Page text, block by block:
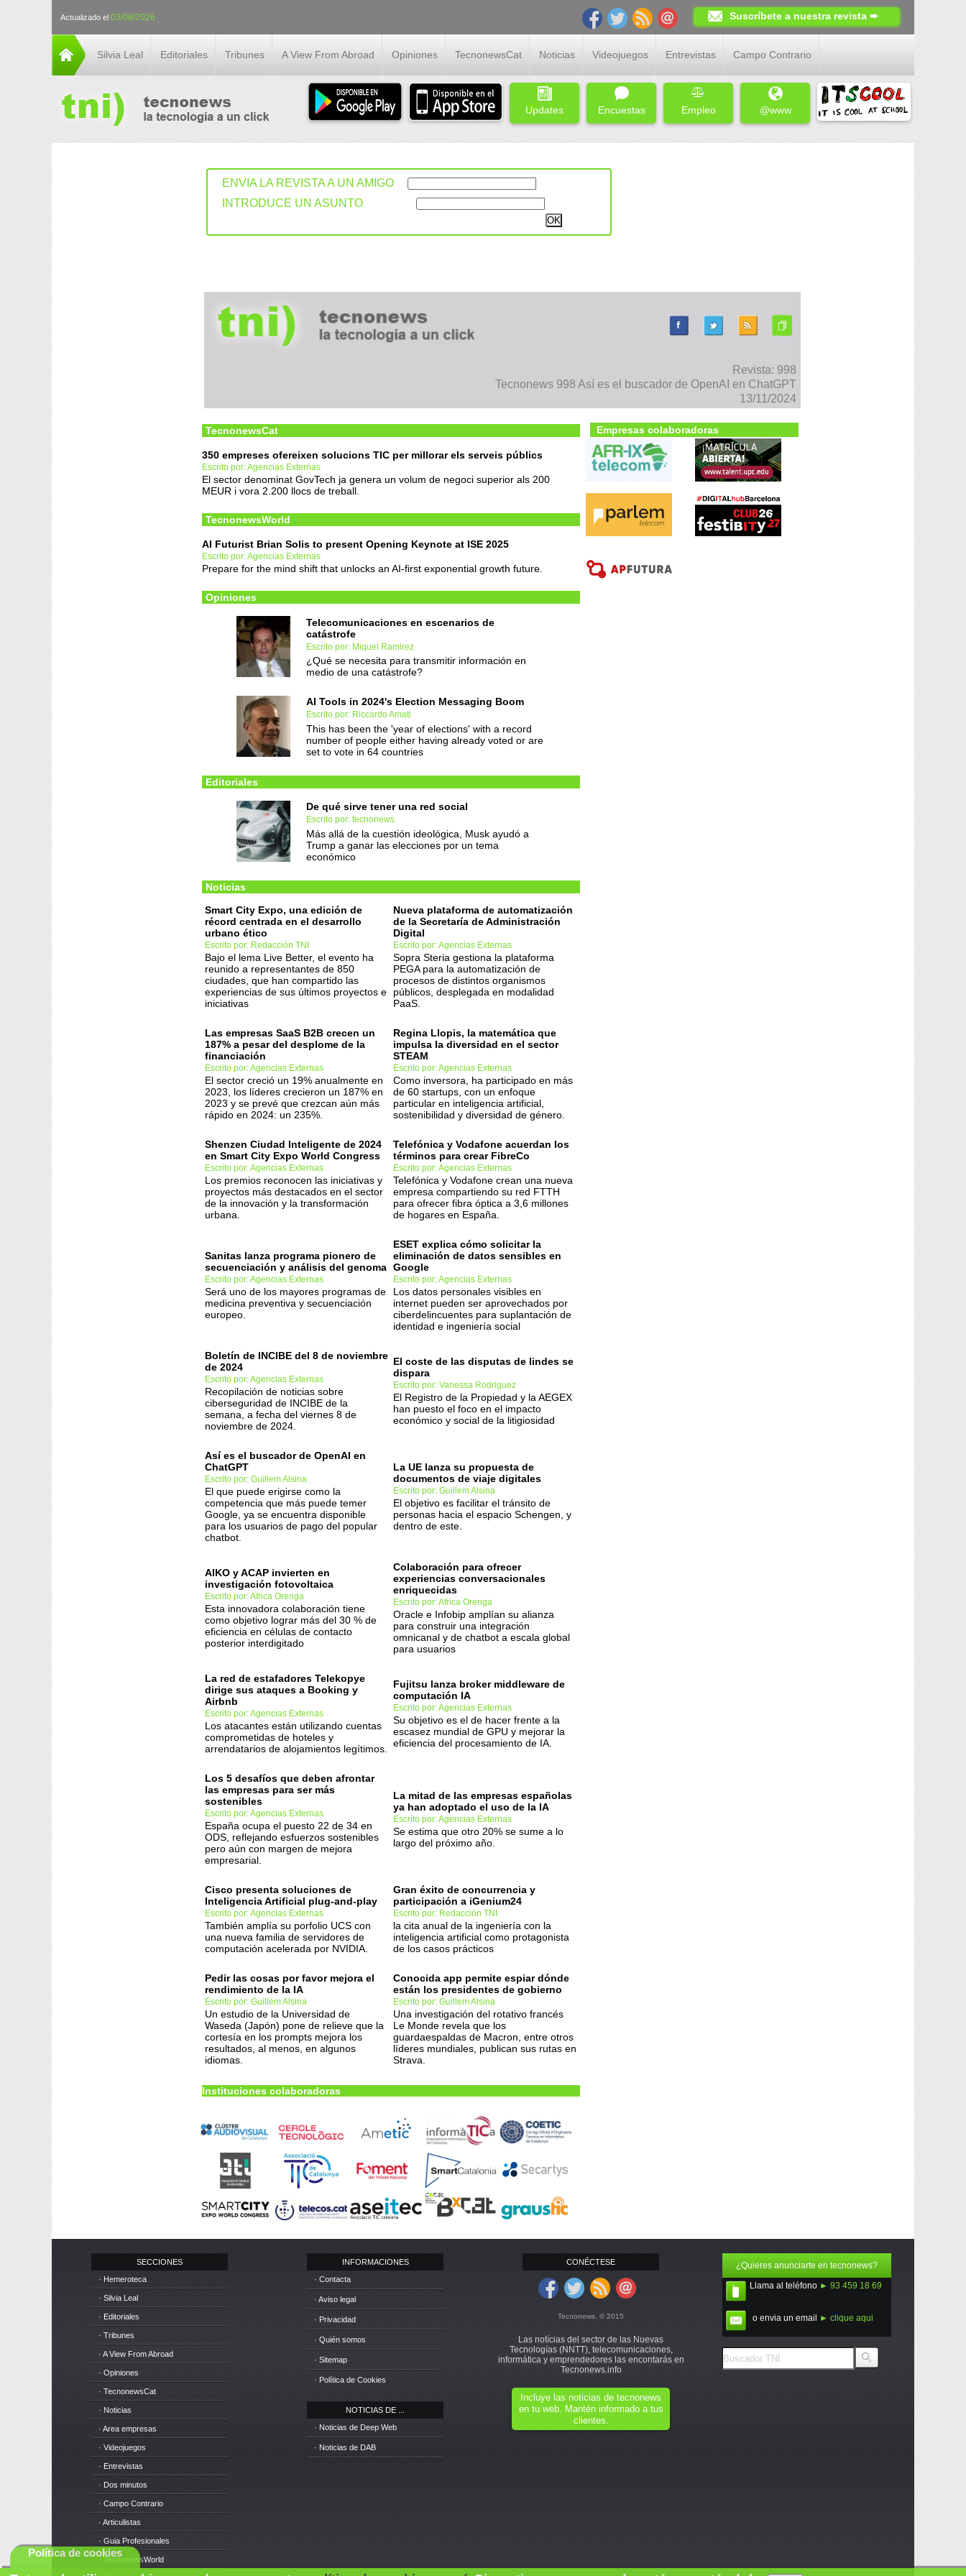
Actualizado el 03/08/2026 Suscríbete a nuestra revista ➨
Silvia Leal Editoriales Tribunes A View From Abroad Opiniones TecnonewsCat Noticias Videojuegos Entrevistas Campo Contrario
Updates Encuestas Empleo @www
ENVIA LA REVISTA A UN AMIGO
INTRODUCE UN ASUNTO
Revista: 998
Tecnonews 998 Así es el buscador de OpenAI en ChatGPT
13/11/2024
TecnonewsCat
350 empreses ofereixen solucions TIC per millorar els serveis públics
Escrito por: Agencias Externas
El sector denominat GovTech ja genera un volum de negoci superior als 200
MEUR i vora 2.200 llocs de treball.
TecnonewsWorld
AI Futurist Brian Solis to present Opening Keynote at ISE 2025
Escrito por: Agencias Externas
Prepare for the mind shift that unlocks an AI-first exponential growth future.
Opiniones
Telecomunicaciones en escenarios de
catástrofe
Escrito por: Miquel Ramirez
¿Qué se necesita para transmitir información en
medio de una catástrofe?
AI Tools in 2024's Election Messaging Boom
Escrito por: Riccardo Amati
This has been the 'year of elections' with a record
number of people either having already voted or are
set to vote in 64 countries
Editoriales
De qué sirve tener una red social
Escrito por: tecnonews
Más allá de la cuestión ideológica, Musk ayudó a
Trump a ganar las elecciones por un tema
económico
Noticias
Smart City Expo, una edición de
récord centrada en el desarrollo
urbano ético
Escrito por: Redacción TNI
Bajo el lema Live Better, el evento ha
reunido a representantes de 850
ciudades, que han compartido las
experiencias de sus últimos proyectos e
iniciativas
Nueva plataforma de automatización
de la Secretaría de Administración
Digital
Escrito por: Agencias Externas
Sopra Steria gestiona la plataforma
PEGA para la automatización de
procesos de distintos organismos
públicos, desplegada en modalidad
PaaS.
Las empresas SaaS B2B crecen un
187% a pesar del desplome de la
financiación
Escrito por: Agencias Externas
El sector creció un 19% anualmente en
2023, los líderes crecieron un 187% en
2023 y se prevé que crezcan aún más
rápido en 2024: un 235%.
Regina Llopis, la matemática que
impulsa la diversidad en el sector
STEAM
Escrito por: Agencias Externas
Como inversora, ha participado en más
de 60 startups, con un enfoque
particular en inteligencia artificial,
sostenibilidad y diversidad de género.
Shenzen Ciudad Inteligente de 2024
en Smart City Expo World Congress
Escrito por: Agencias Externas
Los premios reconocen las iniciativas y
proyectos más destacados en el sector
de la innovación y la transformación
urbana.
Telefónica y Vodafone acuerdan los
términos para crear FibreCo
Escrito por: Agencias Externas
Telefónica y Vodafone crean una nueva
empresa compartiendo su red FTTH
para ofrecer fibra óptica a 3,6 millones
de hogares en España.
Sanitas lanza programa pionero de
secuenciación y análisis del genoma
Escrito por: Agencias Externas
Será uno de los mayores programas de
medicina preventiva y secuenciación
europeo.
ESET explica cómo solicitar la
eliminación de datos sensibles en
Google
Escrito por: Agencias Externas
Los datos personales visibles en
internet pueden ser aprovechados por
ciberdelincuentes para suplantación de
identidad e ingeniería social
Boletín de INCIBE del 8 de noviembre
de 2024
Escrito por: Agencias Externas
Recopilación de noticias sobre
ciberseguridad de INCIBE de la
semana, a fecha del viernes 8 de
noviembre de 2024.
El coste de las disputas de lindes se
dispara
Escrito por: Vanessa Rodriguez
El Registro de la Propiedad y la AEGEX
han puesto el foco en el impacto
económico y social de la litigiosidad
Así es el buscador de OpenAI en
ChatGPT
Escrito por: Guillem Alsina
El que puede erigirse como la
competencia que más puede temer
Google, ya se encuentra disponible
para los usuarios de pago del popular
chatbot.
La UE lanza su propuesta de
documentos de viaje digitales
Escrito por: Guillem Alsina
El objetivo es facilitar el tránsito de
personas hacia el espacio Schengen, y
dentro de este.
AIKO y ACAP invierten en
investigación fotovoltaica
Escrito por: Africa Orenga
Esta innovadora colaboración tiene
como objetivo lograr más del 30 % de
eficiencia en células de contacto
posterior interdigitado
Colaboración para ofrecer
experiencias conversacionales
enriquecidas
Escrito por: Africa Orenga
Oracle e Infobip amplían su alianza
para construir una integración
omnicanal y de chatbot a escala global
para usuarios
La red de estafadores Telekopye
dirige sus ataques a Booking y
Airbnb
Escrito por: Agencias Externas
Los atacantes están utilizando cuentas
comprometidas de hoteles y
arrendatarios de alojamientos legítimos.
Fujitsu lanza broker middleware de
computación IA
Escrito por: Agencias Externas
Su objetivo es el de hacer frente a la
escasez mundial de GPU y mejorar la
eficiencia del procesamiento de IA.
Los 5 desafíos que deben afrontar
las empresas para ser más
sostenibles
Escrito por: Agencias Externas
España ocupa el puesto 22 de 34 en
ODS, reflejando esfuerzos sostenibles
pero aún con margen de mejora
empresarial.
La mitad de las empresas españolas
ya han adoptado el uso de la IA
Escrito por: Agencias Externas
Se estima que otro 20% se sume a lo
largo del próximo año.
Cisco presenta soluciones de
Inteligencia Artificial plug-and-play
Escrito por: Agencias Externas
También amplía su porfolio UCS con
una nueva familia de servidores de
computación acelerada por NVIDIA.
Gran éxito de concurrencia y
participación a iGenium24
Escrito por: Redacción TNI
la cita anual de la ingeniería con la
inteligencia artificial como protagonista
de los casos prácticos
Pedir las cosas por favor mejora el
rendimiento de la IA
Escrito por: Guillem Alsina
Un estudio de la Universidad de
Waseda (Japón) pone de relieve que la
cortesía en los prompts mejora los
resultados, al menos, en algunos
idiomas.
Conocida app permite espiar dónde
están los presidentes de gobierno
Escrito por: Guillem Alsina
Una investigación del rotativo francés
Le Monde revela que los
guardaespaldas de Macron, entre otros
líderes mundiales, publican sus rutas en
Strava.
Instituciones colaboradoras
Empresas colaboradoras
SECCIONES
· Hemeroteca
· Silvia Leal
· Editoriales
· Tribunes
· A View From Abroad
· Opiniones
· TecnonewsCat
· Noticias
· Area empresas
· Videojuegos
· Entrevistas
· Dos minutos
· Campo Contrario
· Articulistas
· Guia Profesionales
· TecnonewsWorld
INFORMACIONES
· Contacta
· Aviso legal
· Privacidad
· Quién somos
· Sitemap
· Política de Cookies
NOTICIAS DE ...
· Noticias de Deep Web
· Noticias de DAB
CONÉCTESE
Tecnonews. © 2015
Las notícias del sector de las Nuevas
Tecnologías (NNTT), telecomunicaciones,
informática y emprendedores las encontarás en
Tecnonews.info
Incluye las noticias de tecnonews
en tu web. Mantén informado a tus
clientes.
¿Quieres anunciarte en tecnonews?
Llama al teléfono ► 93 459 18 69
o envia un email ► clique aqui
Política de cookies